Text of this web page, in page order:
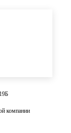
компании